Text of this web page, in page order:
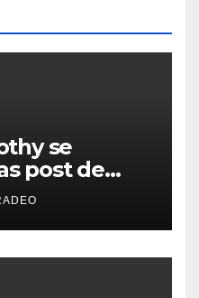
se
post de
un